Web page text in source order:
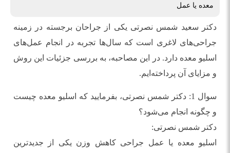
معده یا عمل
دکتر سعید شمس نصرتی یکی از جراحان برجسته در زمینه
جراحی‌های لاغری است که سال‌ها تجربه در انجام عمل‌های
اسلیو معده دارد. در این مصاحبه، به بررسی جزئیات این روش
و مزایای آن پرداخته‌ایم.
سوال 1: دکتر شمس نصرتی، بفرمایید که اسلیو معده چیست
و چگونه انجام می‌شود؟
دکتر شمس نصرتی:
اسلیو معده یا عمل جراحی کاهش وزن یکی از جدیدترین